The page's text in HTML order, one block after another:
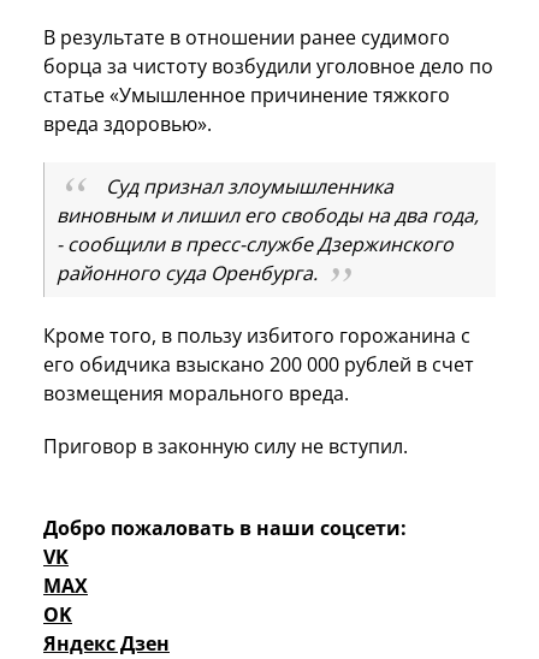
В результате в отношении ранее судимого
борца за чистоту возбудили уголовное дело по
статье «Умышленное причинение тяжкого
вреда здоровью».
Суд признал злоумышленника
виновным и лишил его свободы на два года,
- сообщили в пресс-службе Дзержинского
районного суда Оренбурга.
Кроме того, в пользу избитого горожанина с
его обидчика взыскано 200 000 рублей в счет
возмещения морального вреда.
Приговор в законную силу не вступил.
Добро пожаловать в наши соцсети:
VK
MAX
OK
Яндекс Дзен